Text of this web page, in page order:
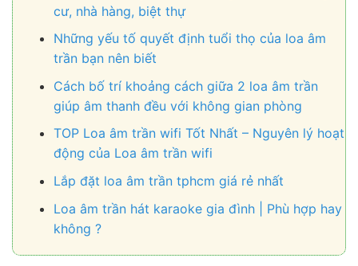
cư, nhà hàng, biệt thự
Những yếu tố quyết định tuổi thọ của loa âm
trần bạn nên biết
Cách bố trí khoảng cách giữa 2 loa âm trần
giúp âm thanh đều với không gian phòng
TOP Loa âm trần wifi Tốt Nhất – Nguyên lý hoạt
động của Loa âm trần wifi
Lắp đặt loa âm trần tphcm giá rẻ nhất
Loa âm trần hát karaoke gia đình | Phù hợp hay
không ?